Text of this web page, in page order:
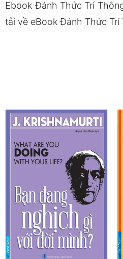
Ebook Đánh Thức Trí
tải về eBook Đánh Thức